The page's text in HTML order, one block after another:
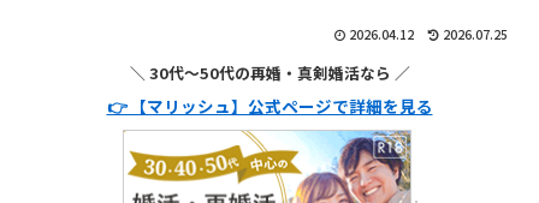
2026.04.12 2026.07.25
＼ 30代〜50代の再婚・真剣婚活なら ／
👉 【マリッシュ】公式ページで詳細を見る